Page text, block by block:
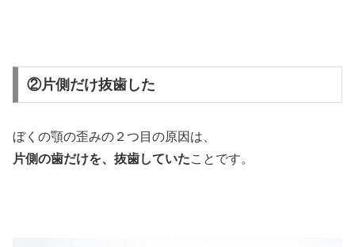
②片側だけ抜歯した
ぼくの顎の歪みの２つ目の原因は、
片側の歯だけを、抜歯していたことです。